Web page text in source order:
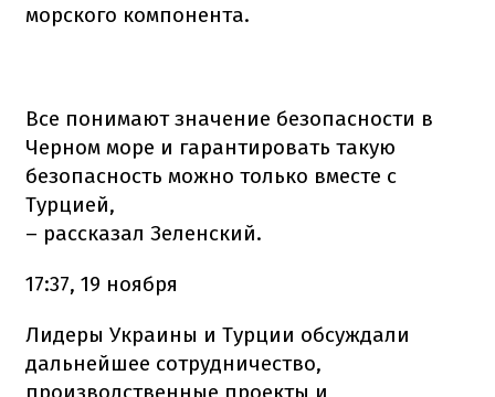
морского компонента.
Все понимают значение безопасности в
Черном море и гарантировать такую
безопасность можно только вместе с
Турцией,
– рассказал Зеленский.
17:37, 19 ноября
Лидеры Украины и Турции обсуждали
дальнейшее сотрудничество,
производственные проекты и